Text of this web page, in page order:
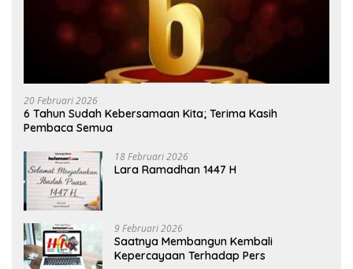
20 Februari 2026
6 Tahun Sudah Kebersamaan Kita; Terima Kasih
Pembaca Semua
18 Februari 2026
Lara Ramadhan 1447 H
9 Februari 2026
Saatnya Membangun Kembali
Kepercayaan Terhadap Pers